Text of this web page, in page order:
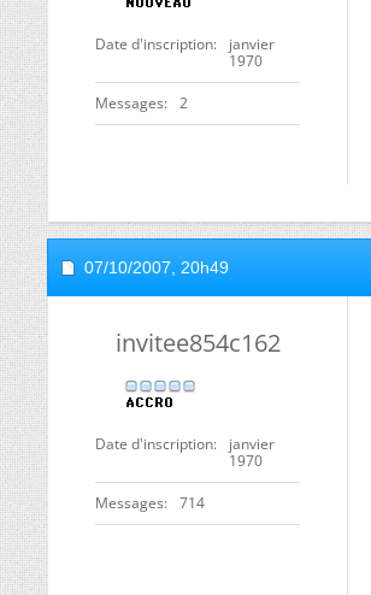
Date d'inscription
janvier
1970
Messages 2
07/10/2007, 20h49
invitee854c162
Date d'inscription
janvier
1970
Messages 714